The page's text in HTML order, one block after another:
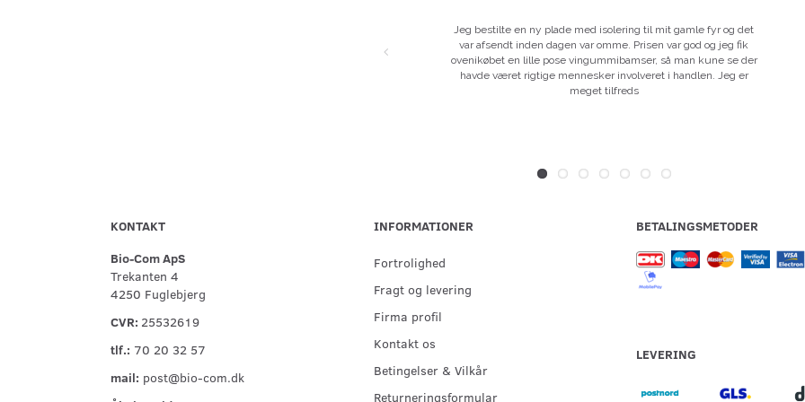
Jeg bestilte en ny plade med isolering til mit gamle fyr og det
var afsendt inden dagen var omme. Prisen var god og jeg fik
ovenikøbet en lille pose vingummibamser, så man kune se der
havde været rigtige mennesker involveret i handlen. Jeg er
meget tilfreds
KONTAKT
Bio-Com ApS
Trekanten 4
4250 Fuglebjerg
CVR: 25532619
tlf.: 70 20 32 57
mail: post@bio-com.dk
INFORMATIONER
Fortrolighed
Fragt og levering
Firma profil
Kontakt os
Betingelser & Vilkår
Returneringsformular
BETALINGSMETODER
LEVERING